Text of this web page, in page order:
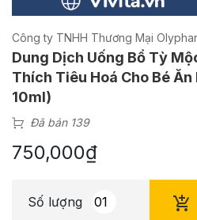
Công ty TNHH Thương Mại Olyphar
Dung Dịch Uống Bổ Tỳ
Thích Tiêu Hoá Cho Bé
10ml)
Đã bán 139
750,000₫
Số lượng